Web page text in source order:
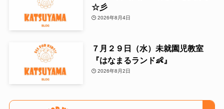
☆彡
2026年8月4日
７月２９日（水）未就園児教室
『はなまるランド👶』
2026年8月2日